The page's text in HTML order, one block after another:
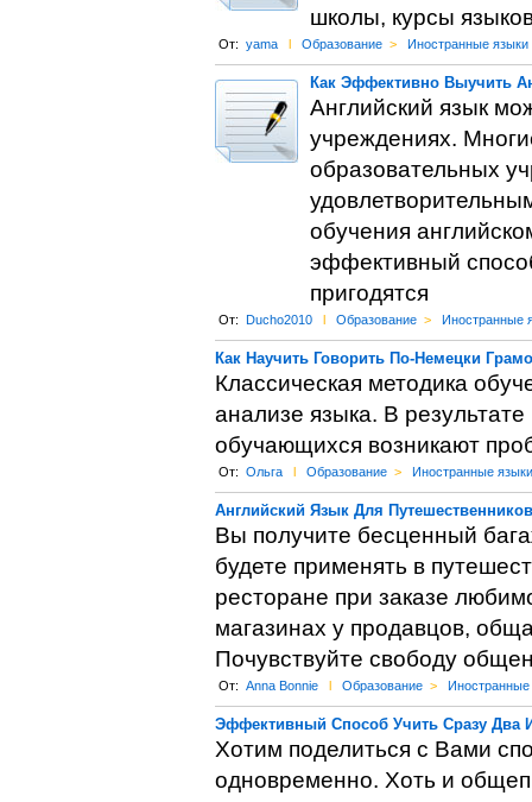
школы, курсы
От: yama l Образование > Иностранные языки
Как Эффективно Выучить
Английский язык
учреждениях.
образовательных
обучения
эффективный
пригодятся
От: Ducho2010 l Образование > Иностранные
Как Научить Говорить По-Немецки
Классическая методика
анализе языка. В
обучающихся возникают
От: Ольга l Образование > Иностранные языки
Английский Язык Для Путешественников
Вы получите бесценный
будете применять в
ресторане при заказе
магазинах у продавцов,
Почувствуйте свободу
От: Anna Bonnie l Образование > Иностранные
Эффективный Способ Учить Сразу Два
Хотим поделиться с Вами
одновременно. Хоть и